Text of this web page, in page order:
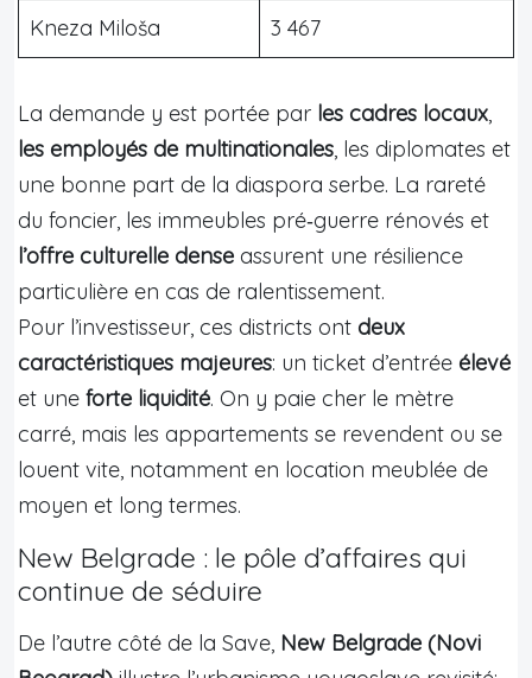
Kneza Miloša 3 467
La demande y est portée par les cadres locaux,
les employés de multinationales, les diplomates et
une bonne part de la diaspora serbe. La rareté
du foncier, les immeubles pré‑guerre rénovés et
l’offre culturelle dense assurent une résilience
particulière en cas de ralentissement.
Pour l’investisseur, ces districts ont deux
caractéristiques majeures: un ticket d’entrée élevé
et une forte liquidité. On y paie cher le mètre
carré, mais les appartements se revendent ou se
louent vite, notamment en location meublée de
moyen et long termes.
New Belgrade : le pôle d’affaires qui
continue de séduire
De l’autre côté de la Save, New Belgrade (Novi